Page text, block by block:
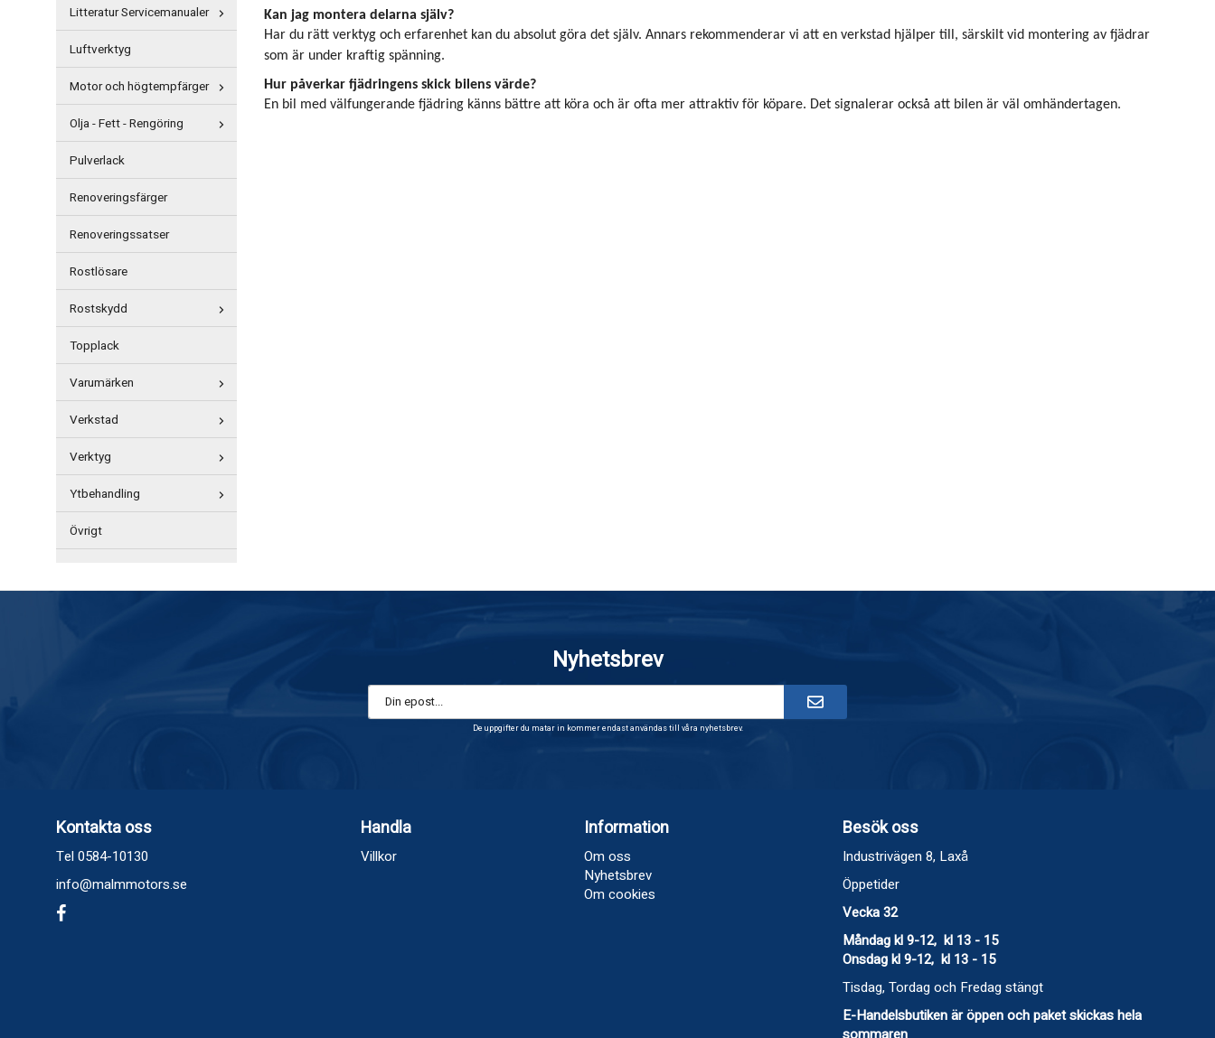
Litteratur Servicemanualer
Luftverktyg
Motor och högtempfärger
Olja - Fett - Rengöring
Pulverlack
Renoveringsfärger
Renoveringssatser
Rostlösare
Rostskydd
Topplack
Varumärken
Verkstad
Verktyg
Ytbehandling
Övrigt
Kan jag montera delarna själv?
Har du rätt verktyg och erfarenhet kan du absolut göra det själv. Annars rekommenderar vi att en verkstad hjälper till, särskilt vid montering av fjädrar
som är under kraftig spänning.
Hur påverkar fjädringens skick bilens värde?
En bil med välfungerande fjädring känns bättre att köra och är ofta mer attraktiv för köpare. Det signalerar också att bilen är väl omhändertagen.
Nyhetsbrev
De uppgifter du matar in kommer endast användas till våra nyhetsbrev.
Kontakta oss
Tel 0584-10130
info@malmmotors.se
Handla
Villkor
Information
Om oss
Nyhetsbrev
Om cookies
Besök oss
Industrivägen 8, Laxå
Öppetider
Vecka 32
Måndag kl 9-12, kl 13 - 15
Onsdag kl 9-12, kl 13 - 15
Tisdag, Tordag och Fredag stängt
E-Handelsbutiken är öppen och paket skickas hela